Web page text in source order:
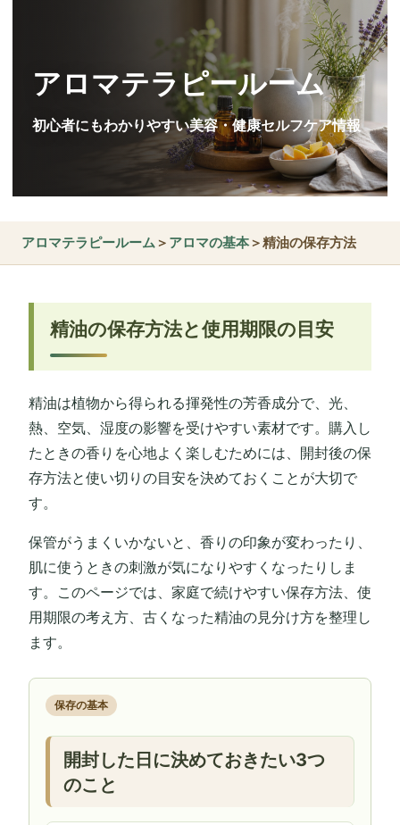
アロマテラピールーム
初心者にもわかりやすい美容・健康セルフケア情報
アロマテラピールーム＞ アロマの基本＞精油の保存方法
精油の保存方法と使用期限の目安
精油は植物から得られる揮発性の芳香成分で、光、
熱、空気、湿度の影響を受けやすい素材です。購入し
たときの香りを心地よく楽しむためには、開封後の保
存方法と使い切りの目安を決めておくことが大切で
す。
保管がうまくいかないと、香りの印象が変わったり、
肌に使うときの刺激が気になりやすくなったりしま
す。このページでは、家庭で続けやすい保存方法、使
用期限の考え方、古くなった精油の見分け方を整理し
ます。
保存の基本
開封した日に決めておきたい3つ
のこと